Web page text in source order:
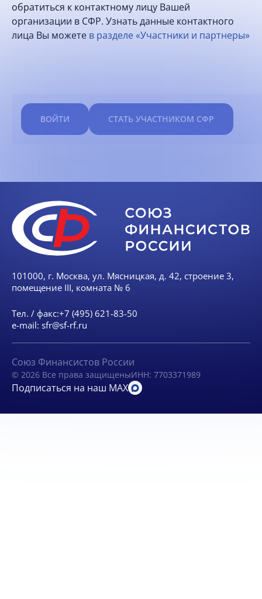
обратиться к контактному лицу Вашей
организации в СФР. Узнать данные контактного
лица Вы можете в разделе «Участники и партнеры»
ВОЙТИ СТАТЬ УЧАСТНИКОМ СФР
101000, г. Москва, ул. Мясницкая, д. 42, строение 3,
помещение III, комната № 6
Тел. / факс:+7 (495) 621-83-50
e-mail: sfr@sf-rf.ru
Союз Финансистов России
© 2026 Все права защищеныИНН: 7703371989
Подписаться на наш MAX